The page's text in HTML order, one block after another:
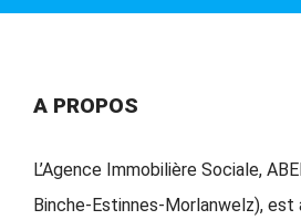
A PROPOS
L’Agence Immobilière Sociale,
Binche-Estinnes-Morlanwelz), est